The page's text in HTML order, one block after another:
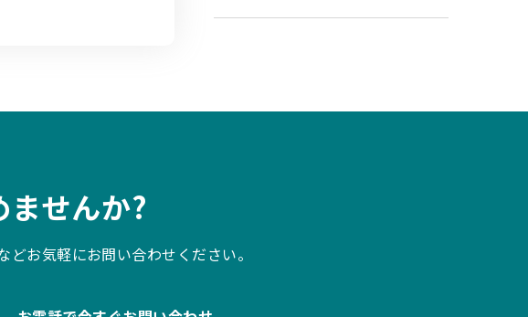
せんか?
お気軽にお問い合わせください。